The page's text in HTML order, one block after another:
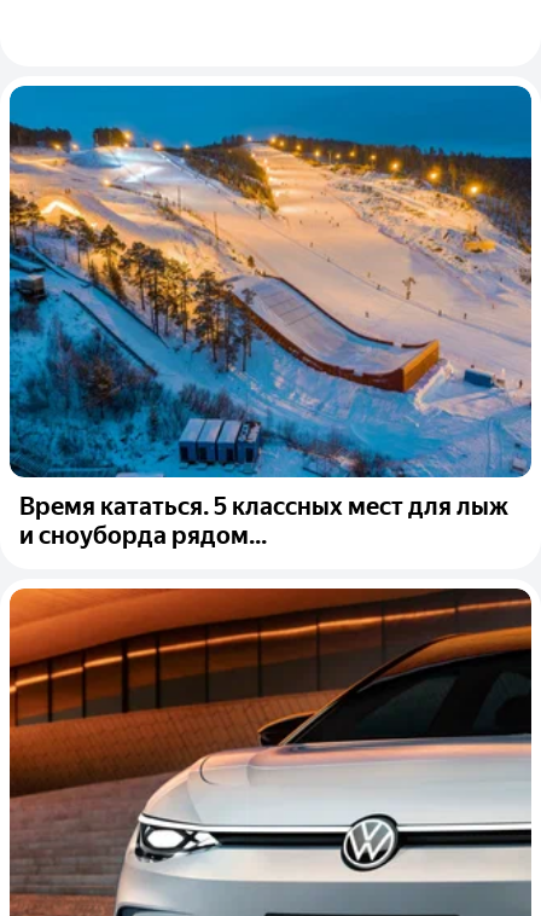
Время кататься. 5 классных мест для лыж
и сноуборда рядом...